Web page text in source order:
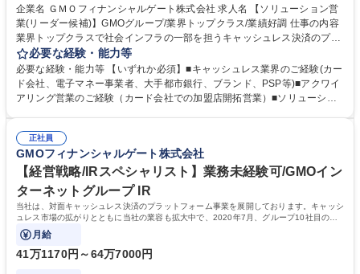
企業名 ＧＭＯフィナンシャルゲート株式会社 求人名 【ソリューション営
業(リーダー候補)】GMOグループ/業界トップクラス/業績好調 仕事の内容
業界トップクラスで社会インフラの一部を担うキャッシュレス決済のプラ
ットフォーマーとして、決済事業者(銀行系、カード会社)やポイント系事
業者と協業しながら、下記の業務をお任せいたします。 【業務内容詳細】
■大手アカウントに対する決済端末及び決済ソリューションの導入 ■クレ
ジットカード会社を中心としたアライアンス企業に対するビジネスプラン
職種 【ソリューション営業(リーダー候補)】GMOグループ/業界トップク
ラス/業績好調
必要な経験・能力等
必要な経験・能力等 【いずれか必須】■キャッシュレス業界のご経験(カー
ド会社、電子マネー事業者、大手都市銀行、ブランド、PSP等)■アクワイ
アリング営業のご経験（カード会社での加盟店開拓営業）■ソリューショ
トフォーム『stera』をリリース。大手カード会社とのアライアンス×キャ
ッシュレス市場成長性により飛躍的に成長している。日本のキャッシュレ
ス決済比率は39.3%(2023年度).日本政府はこ2025年までに40%程度を目
指す政策を打ち出していることも追い風の一つ。 学歴・資格 学歴：大学
院 大学 語学力： 資格：
正社員
GMOフィナンシャルゲート株式会社
【経営戦略/IRスペシャリスト】業務未経験可/GMOイン
ターネットグループ IR
当社は、対面キャッシュレス決済のプラットフォーム事業を展開しております。キャッシ
ュレス市場の拡がりとともに当社の業容も拡大中で、2020年7月、グループ10社目の上
場企業として上場を果たしました。
月給
41万1170円～64万7000円